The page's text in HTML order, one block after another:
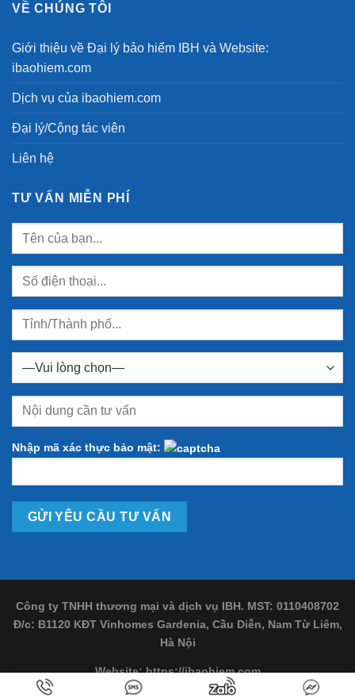
VỀ CHÚNG TÔI
Giới thiệu về Đại lý bảo hiểm IBH và Website:
ibaohiem.com
Dịch vụ của ibaohiem.com
Đại lý/Cộng tác viên
Liên hệ
TƯ VẤN MIỄN PHÍ
Nhập mã xác thực bảo mật:
Công ty TNHH thương mại và dịch vụ IBH. MST: 0110408702
Đ/c: B1120 KĐT Vinhomes Gardenia, Cầu Diễn, Nam Từ Liêm,
Hà Nội
Website:https://ibaohiem.com
Copyright 2026 ©
Tư vấn và hỗ trợ chuyên nghiệp bởi IBH